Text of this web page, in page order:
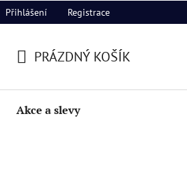
Přihlášení Registrace
KOŠÍK
PRÁZDNÝ KOŠÍK
Akce a slevy